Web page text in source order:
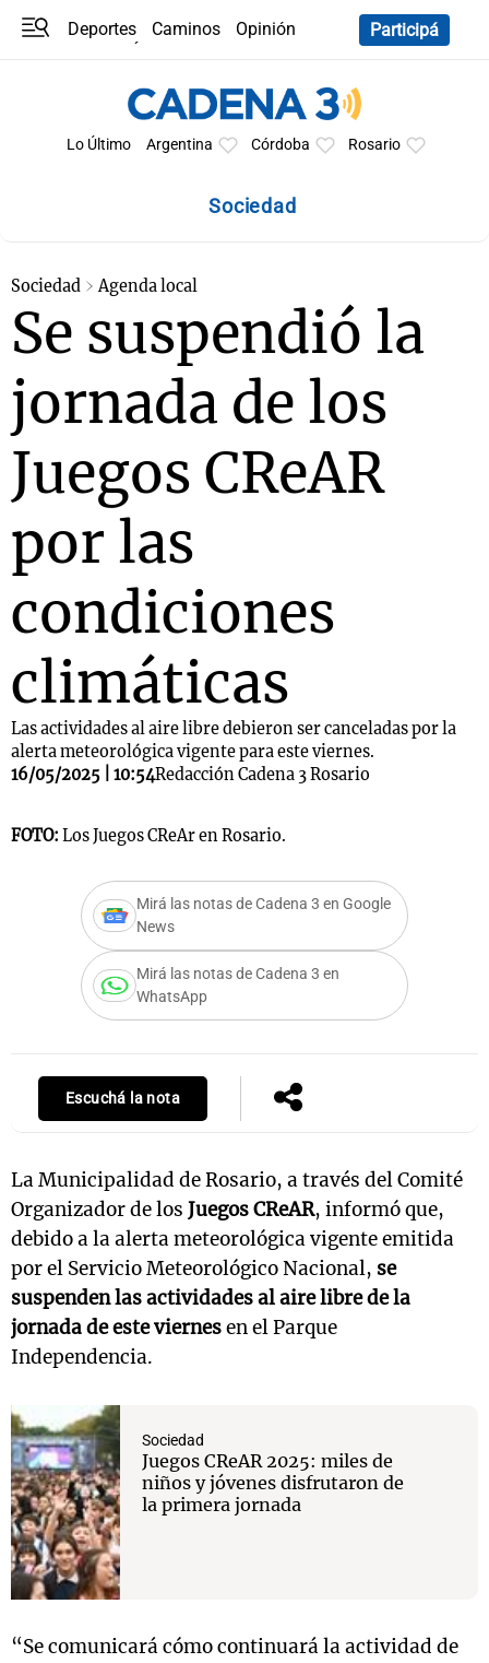
Deportes Caminos
Opinión
Participá
Lo Último Argentina Córdoba Rosario
Sociedad
Sociedad Agenda local
Se suspendió la
jornada de los
Juegos CReAR
por las
condiciones
climáticas
Las actividades al aire libre debieron ser canceladas por la
alerta meteorológica vigente para este viernes.
16/05/2025 | 10:54Redacción Cadena 3 Rosario
FOTO: Los Juegos CReAr en Rosario.
Mirá las notas de Cadena 3 en Google
News
Mirá las notas de Cadena 3 en
WhatsApp
Escuchá la nota
La Municipalidad de Rosario, a través del Comité
Organizador de los Juegos CReAR, informó que,
debido a la alerta meteorológica vigente emitida
por el Servicio Meteorológico Nacional, se
suspenden las actividades al aire libre de la
jornada de este viernesen el Parque
Independencia.
Sociedad
Juegos CReAR 2025: miles de
niños y jóvenes disfrutaron de
la primera jornada
“Se comunicará cómo continuará la actividad de
Notas